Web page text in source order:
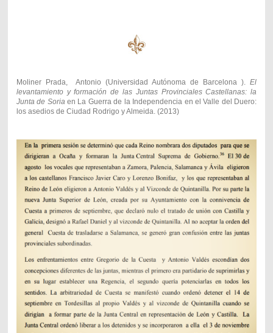
Moliner Prada, Antonio (Universidad Autónoma de Barcelona ).El
levantamiento y formación de las Juntas Provinciales Castellanas: la
Junta de Soria en La Guerra de la Independencia en el Valle del Duero:
los asedios de Ciudad Rodrigo y Almeida. (2013)